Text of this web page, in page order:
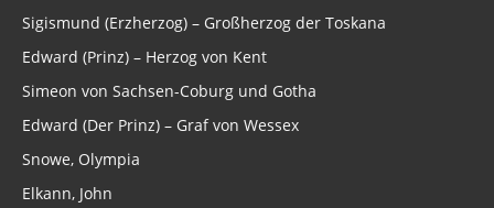
Sigismund (Erzherzog) – Großherzog der Toskana
Edward (Prinz) – Herzog von Kent
Simeon von Sachsen-Coburg und Gotha
Edward (Der Prinz) – Graf von Wessex
Snowe, Olympia
Elkann, John